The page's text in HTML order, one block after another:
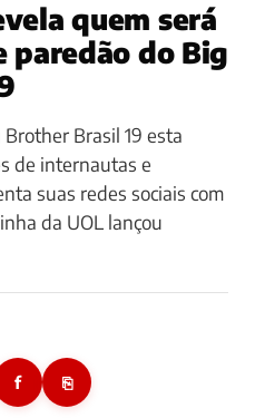
quem será
paredão do Big
Brasil 19 esta
de internautas e
suas redes sociais com
da UOL lançou
f ⎘